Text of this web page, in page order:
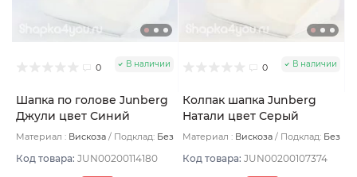
0 В наличии
Шапка по голове Junberg
Джули цвет Синий
тёмный
Материал : Вискоза Подклад: Без
Код товара: JUN00200114180
0 В наличии
Колпак шапка Junberg
Натали цвет Серый
темный
Материал : Вискоза Подклад: Без
Код товара: JUN00200107374